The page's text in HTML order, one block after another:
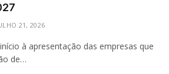
21, 2026
à apresentação das empresas que
de…